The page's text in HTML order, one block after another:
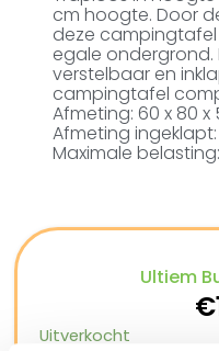
cm hoogte. Door
deze
egale ondergrond.
verstelbaar en
campingtafel
Afmeting: 60 x 80 x
Afmeting
Maximale
Ultiem
€
Uitverkocht